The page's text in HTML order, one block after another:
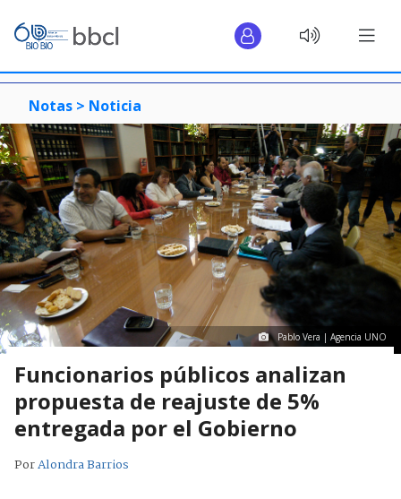
Notas > Noticia
Pablo Vera | Agencia UNO
Funcionarios públicos analizan
propuesta de reajuste de 5%
entregada por el Gobierno
PorAlondra Barrios